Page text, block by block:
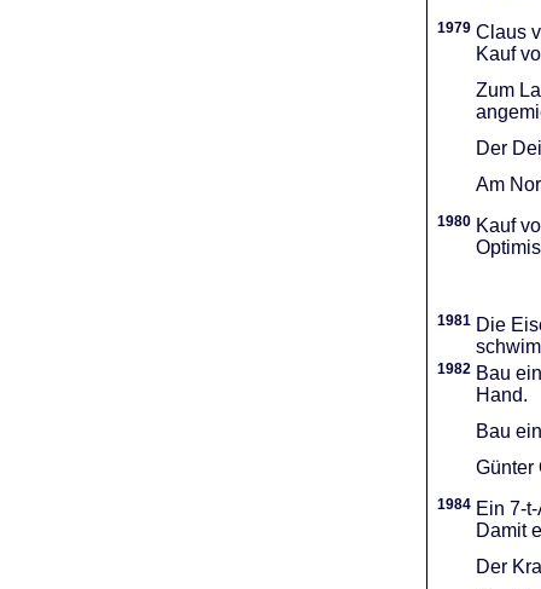
1979 Claus
Kauf
Zum
Der
Am
1980 Kauf
1981 Die
1982 Bau
Hand.
Bau
Günter
1984 Ein 7-
Damit
Der